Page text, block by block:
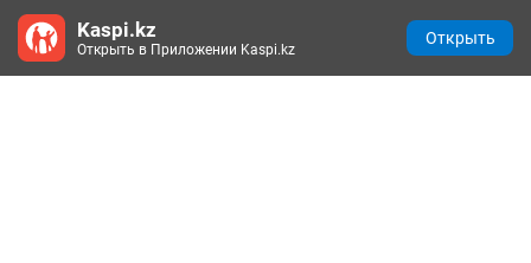
Kaspi.kz
Открыть в Приложении Kaspi.kz
Открыть